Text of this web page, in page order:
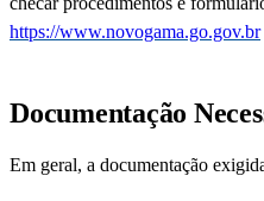
https://www.novogama.go.gov.br
Documentação
Em geral, a documentação